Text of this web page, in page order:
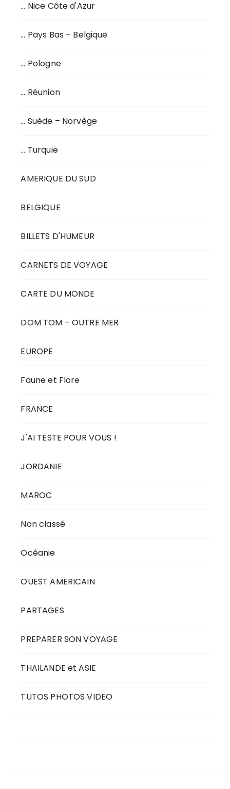
… Nice Côte d'Azur
… Pays Bas – Belgique
… Pologne
… Réunion
… Suède – Norvège
… Turquie
AMERIQUE DU SUD
BELGIQUE
BILLETS D'HUMEUR
CARNETS DE VOYAGE
CARTE DU MONDE
DOM TOM – OUTRE MER
EUROPE
Faune et Flore
FRANCE
J'AI TESTE POUR VOUS !
JORDANIE
MAROC
Non classé
Océanie
OUEST AMERICAIN
PARTAGES
PREPARER SON VOYAGE
THAILANDE et ASIE
TUTOS PHOTOS VIDEO